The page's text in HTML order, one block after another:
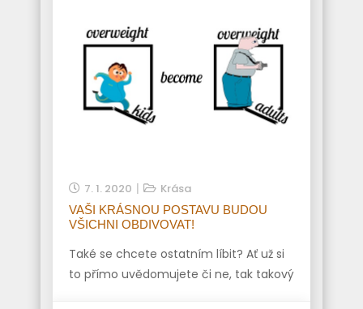
7. 1. 2020 Krása
VAŠI KRÁSNOU POSTAVU BUDOU
VŠICHNI OBDIVOVAT!
Také se chcete ostatním líbit? Ať už si
to přímo uvědomujete či ne, tak takový